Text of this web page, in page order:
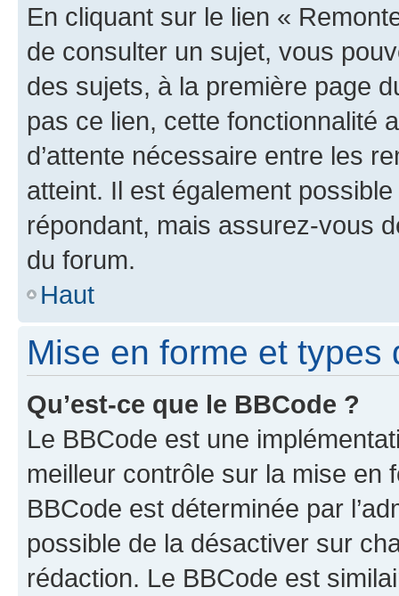
En cliquant sur le lien «
de consulter un sujet, vous
des sujets, à la première page
pas ce lien, cette fonctionnalité
d’attente nécessaire entre les
atteint. Il est également
répondant, mais assurez-vous
du forum.
Haut
Mise en forme et types
Qu’est-ce que le BBCode ?
Le BBCode est une
meilleur contrôle sur la mise en
BBCode est déterminée par
possible de la désactiver sur
rédaction. Le BBCode est